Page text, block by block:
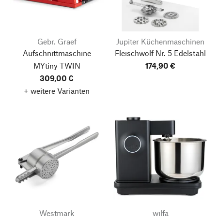
Gebr. Graef
Aufschnittmaschine
MYtiny TWIN
309,00 €
+ weitere Varianten
Jupiter Küchenmaschinen
Fleischwolf Nr. 5 Edelstahl
174,90 €
Westmark
wilfa